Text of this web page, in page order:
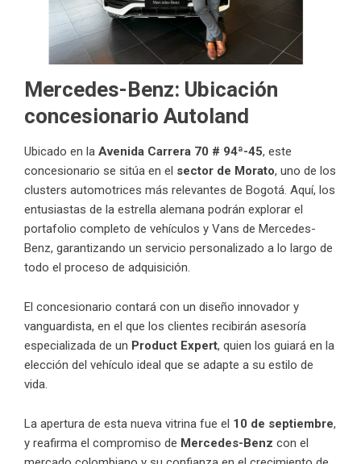
Mercedes-Benz: Ubicación
concesionario Autoland
Ubicado en la Avenida Carrera 70 # 94ª-45, este
concesionario se sitúa en el sector de Morato, uno de los
clusters automotrices más relevantes de Bogotá. Aquí, los
entusiastas de la estrella alemana podrán explorar el
portafolio completo de vehículos y Vans de Mercedes-
Benz, garantizando un servicio personalizado a lo largo de
todo el proceso de adquisición.
El concesionario contará con un diseño innovador y
vanguardista, en el que los clientes recibirán asesoría
especializada de un Product Expert, quien los guiará en la
elección del vehículo ideal que se adapte a su estilo de
vida.
La apertura de esta nueva vitrina fue el 10 de septiembre,
y reafirma el compromiso de Mercedes-Benz con el